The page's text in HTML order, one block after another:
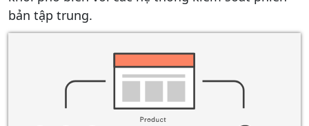
bản tập trung.